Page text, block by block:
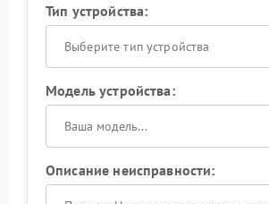
Тип устройства:
Выберите тип устройства
Модель устройства:
Описание неисправности: